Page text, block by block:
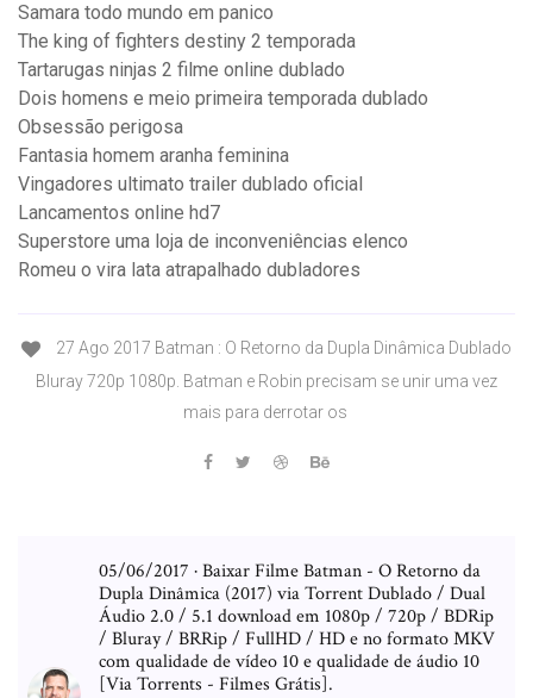
Samara todo mundo em panico
The king of fighters destiny 2 temporada
Tartarugas ninjas 2 filme online dublado
Dois homens e meio primeira temporada dublado
Obsessão perigosa
Fantasia homem aranha feminina
Vingadores ultimato trailer dublado oficial
Lancamentos online hd7
Superstore uma loja de inconveniências elenco
Romeu o vira lata atrapalhado dubladores
27 Ago 2017 Batman : O Retorno da Dupla Dinâmica Dublado
Bluray 720p 1080p. Batman e Robin precisam se unir uma vez
mais para derrotar os
05/06/2017 · Baixar Filme Batman - O Retorno da
Dupla Dinâmica (2017) via Torrent Dublado / Dual
Áudio 2.0 / 5.1 download em 1080p / 720p / BDRip
/ Bluray / BRRip / FullHD / HD e no formato MKV
com qualidade de vídeo 10 e qualidade de áudio 10
[Via Torrents - Filmes Grátis].